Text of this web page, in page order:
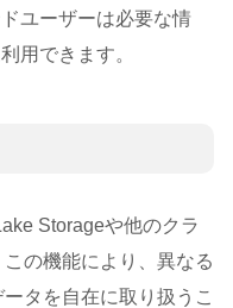
ユーザーは必要な情
用できます。
Storageや他のクラ
の機能により、異なる
タを自在に取り扱うこ